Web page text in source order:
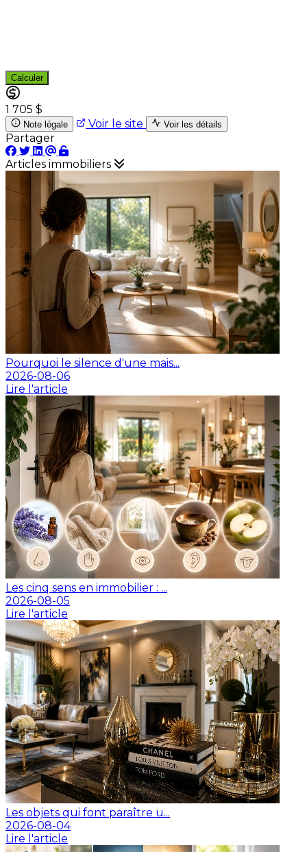
Calculer
1 705 $
Note légale Voir le site Voir les détails
Partager
Articles immobiliers
Pourquoi le silence d'une mais...
2026-08-06
Lire l'article
Les cinq sens en immobilier : ...
2026-08-05
Lire l'article
Les objets qui font paraître u...
2026-08-04
Lire l'article